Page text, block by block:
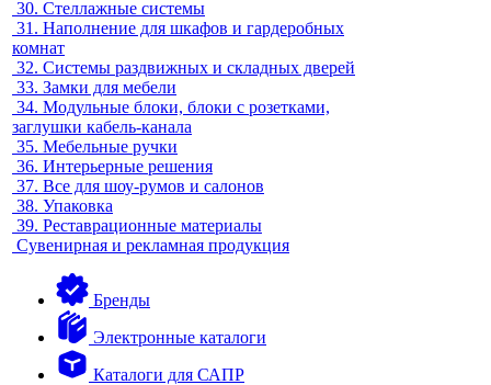
30. Стеллажные системы
31. Наполнение для шкафов и гардеробных
комнат
32. Системы раздвижных и складных дверей
33. Замки для мебели
34. Модульные блоки, блоки с розетками,
заглушки кабель-канала
35. Мебельные ручки
36. Интерьерные решения
37. Все для шоу-румов и салонов
38. Упаковка
39. Реставрационные материалы
Сувенирная и рекламная продукция
Бренды
Электронные каталоги
Каталоги для САПР